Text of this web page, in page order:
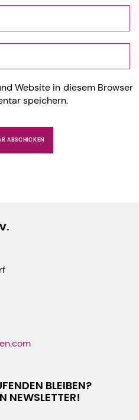
Website in diesem Browser
speichern.
BLEIBEN?
NEWSLETTER!